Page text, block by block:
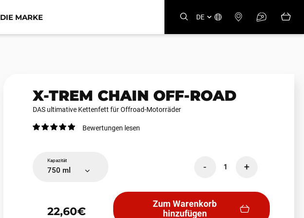
DIE MARKE DE
X-TREM CHAIN OFF-ROAD
DAS ultimative Kettenfett für Offroad-Motorräder
Bewertungen lesen
Kapazität
750 ml - 1 +
22,60€
Zum Warenkorb
hinzufügen